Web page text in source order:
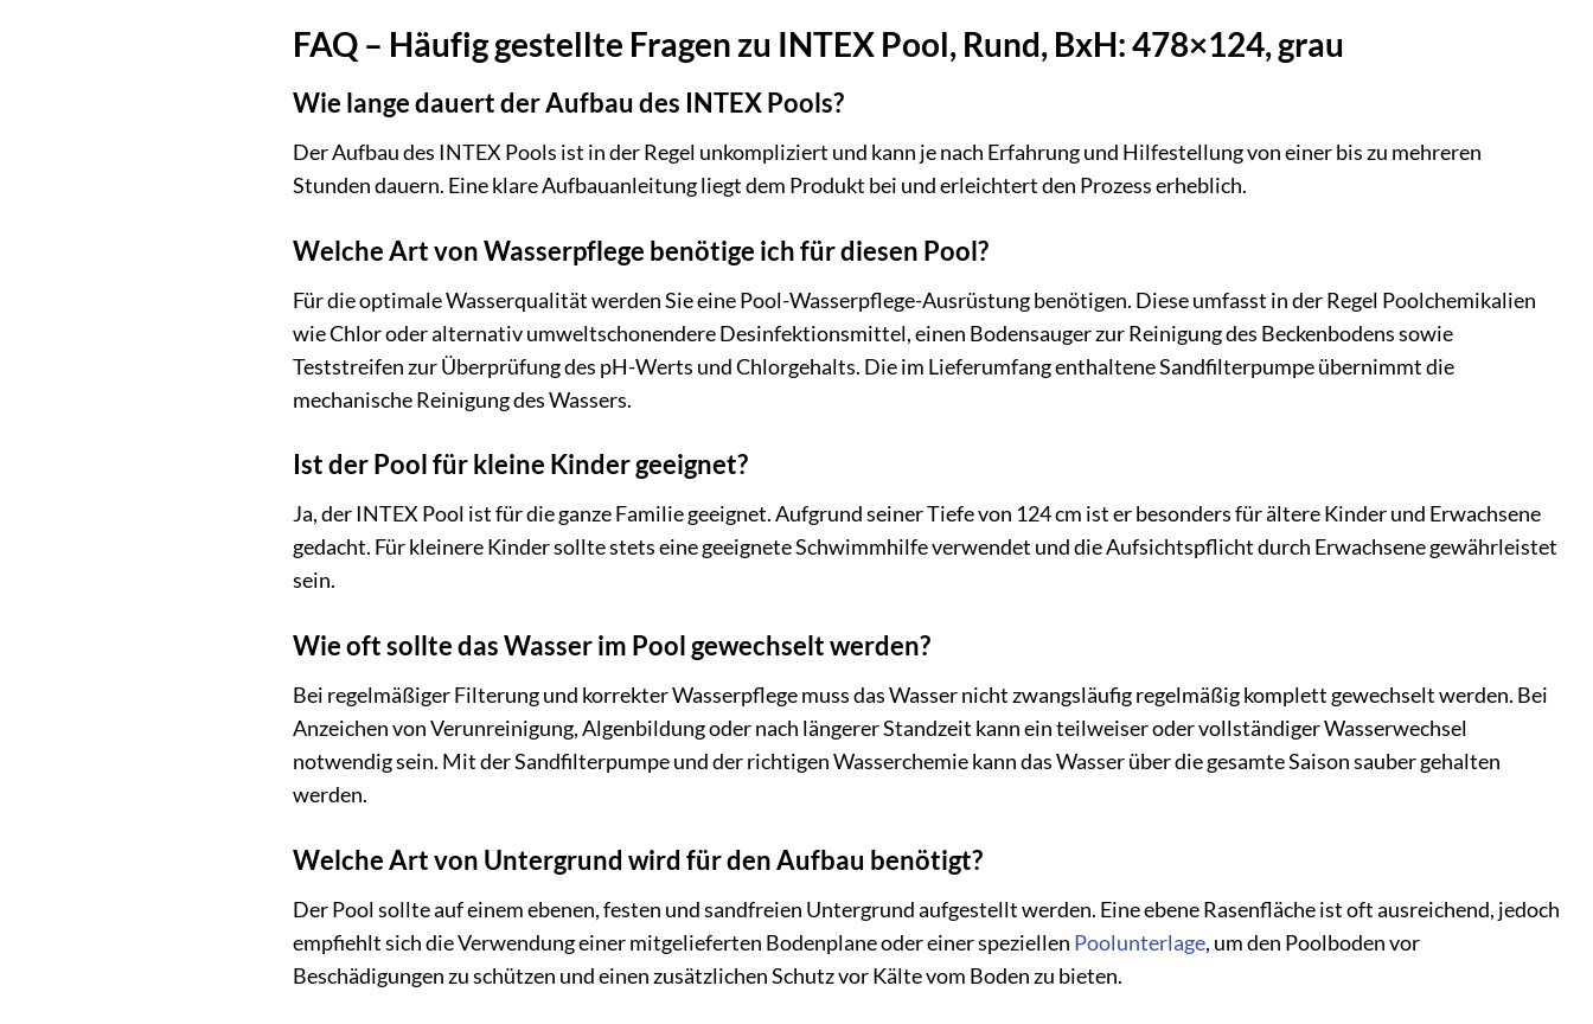
FAQ – Häufig gestellte Fragen zu INTEX Pool, Rund, BxH: 478×124, grau
Wie lange dauert der Aufbau des INTEX Pools?
Der Aufbau des INTEX Pools ist in der Regel unkompliziert und kann je nach Erfahrung und Hilfestellung von einer bis zu mehreren
Stunden dauern. Eine klare Aufbauanleitung liegt dem Produkt bei und erleichtert den Prozess erheblich.
Welche Art von Wasserpflege benötige ich für diesen Pool?
Für die optimale Wasserqualität werden Sie eine Pool-Wasserpflege-Ausrüstung benötigen. Diese umfasst in der Regel Poolchemikalien
wie Chlor oder alternativ umweltschonendere Desinfektionsmittel, einen Bodensauger zur Reinigung des Beckenbodens sowie
Teststreifen zur Überprüfung des pH-Werts und Chlorgehalts. Die im Lieferumfang enthaltene Sandfilterpumpe übernimmt die
mechanische Reinigung des Wassers.
Ist der Pool für kleine Kinder geeignet?
Ja, der INTEX Pool ist für die ganze Familie geeignet. Aufgrund seiner Tiefe von 124 cm ist er besonders für ältere Kinder und Erwachsene
gedacht. Für kleinere Kinder sollte stets eine geeignete Schwimmhilfe verwendet und die Aufsichtspflicht durch Erwachsene gewährleistet
sein.
Wie oft sollte das Wasser im Pool gewechselt werden?
Bei regelmäßiger Filterung und korrekter Wasserpflege muss das Wasser nicht zwangsläufig regelmäßig komplett gewechselt werden. Bei
Anzeichen von Verunreinigung, Algenbildung oder nach längerer Standzeit kann ein teilweiser oder vollständiger Wasserwechsel
notwendig sein. Mit der Sandfilterpumpe und der richtigen Wasserchemie kann das Wasser über die gesamte Saison sauber gehalten
werden.
Welche Art von Untergrund wird für den Aufbau benötigt?
Der Pool sollte auf einem ebenen, festen und sandfreien Untergrund aufgestellt werden. Eine ebene Rasenfläche ist oft ausreichend, jedoch
empfiehlt sich die Verwendung einer mitgelieferten Bodenplane oder einer speziellen Poolunterlage, um den Poolboden vor
Beschädigungen zu schützen und einen zusätzlichen Schutz vor Kälte vom Boden zu bieten.